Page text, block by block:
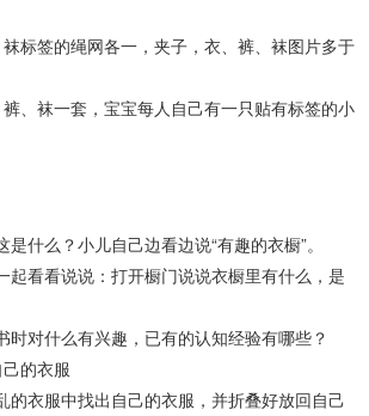
签的绳网各一，夹子，衣、裤、袜图片多于
袜一套，宝宝每人自己有一只贴有标签的小
么？小儿自己边看边说“有趣的衣橱”。
看看说说：打开橱门说说衣橱里有什么，是
对什么有兴趣，已有的认知经验有哪些？
的衣服
衣服中找出自己的衣服，并折叠好放回自己